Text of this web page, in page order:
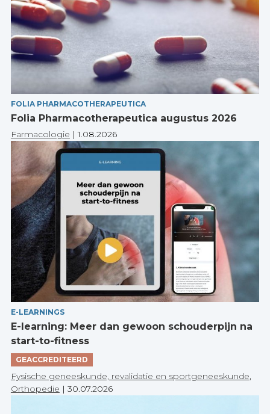
FOLIA PHARMACOTHERAPEUTICA
Folia Pharmacotherapeutica augustus 2026
Farmacologie |1.08.2026
E-LEARNINGS
E-learning: Meer dan gewoon schouderpijn na
start-to-fitness
GEACCREDITEERD
Fysische geneeskunde, revalidatie en sportgeneeskunde,
Orthopedie | 30.07.2026